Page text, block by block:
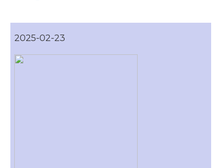
2025-02-23